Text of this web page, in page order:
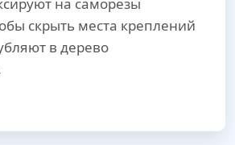
скрыть места креплений
в дерево